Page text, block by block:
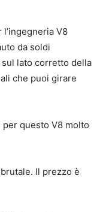
V8
da soldi
sul lato corretto della
che puoi girare
per questo V8 molto
Il prezzo è